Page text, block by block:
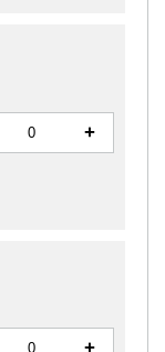
+